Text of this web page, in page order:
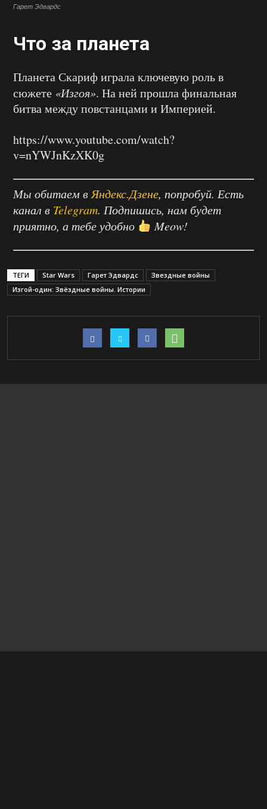
Гарет Эдвардс
Что за планета
Планета Скариф играла ключевую роль в
сюжете «Изгоя». На ней прошла финальная
битва между повстанцами и Империей.
https://www.youtube.com/watch?
v=nYWJnKzXK0g
Мы обитаем вЯндекс.Дзене, попробуй. Есть
канал в Telegram. Подпишись, нам будет
приятно, а тебе удобно
Meow!
ТЕГИ Star Wars Гарет Эдвардс
Звездные войны
Изгой-один: Звёздные войны. Истории